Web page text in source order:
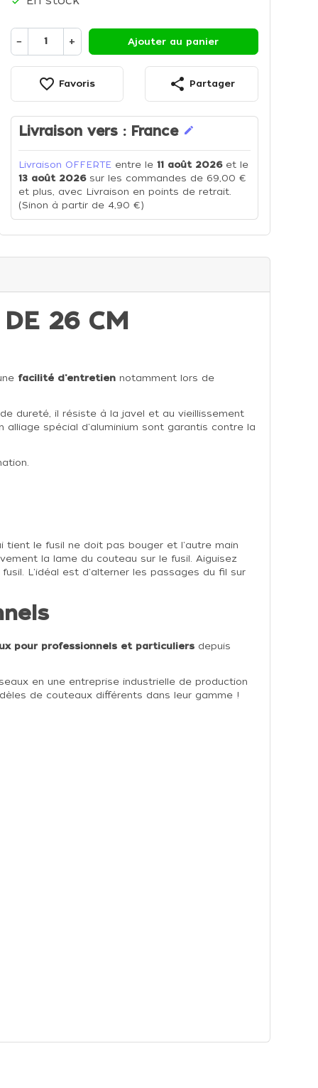
− + Ajouter au panier
favorite_border Favoris share Partager
Livraison vers : France edit
Livraison OFFERTE entre le 11 août 2026et le
13 août 2026sur les commandes de 69,00 €
et plus, avec Livraison en points de retrait.
(Sinon à partir de 4,90 €)
DE 26 CM
facilité d'entretien notamment lors de
dureté, il résiste à la javel et au vieillissement
spécial d'aluminium sont garantis contre la
tient le fusil ne doit pas bouger et l'autre main
la lame du couteau sur le fusil. Aiguisez
L'idéal est d'alterner les passages du fil sur
pour professionnels et particuliers depuis
en une entreprise industrielle de production
de couteaux différents dans leur gamme !